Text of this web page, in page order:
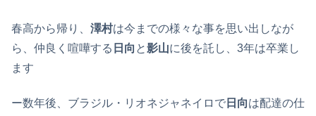
春高から帰り、 澤村は今までの様々な事を思い出しなが
ら、仲良く喧嘩する 日向 と影山に後を託し、3年は卒業し
ます
ー数年後、ブラジル・リオネジャネイロで 日向は配達の仕